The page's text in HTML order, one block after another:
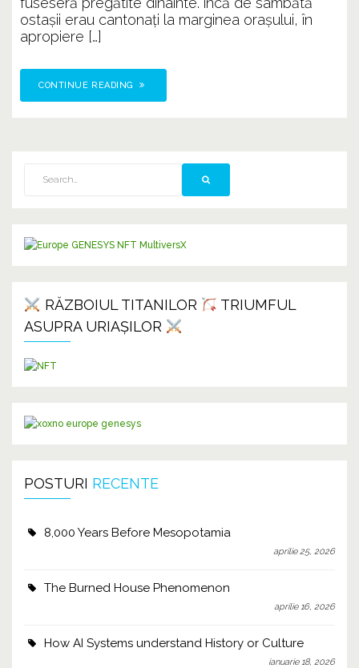
ostaşii erau cantonaţi la marginea oraşului, în
apropiere […]
CONTINUE READING
RĂZBOIUL TITANILOR
TRIUMFUL
ASUPRA URIAȘILOR
POSTURI RECENTE
8,000 Years Before Mesopotamia
aprilie 25, 2026
The Burned House Phenomenon
aprilie 16, 2026
How AI Systems understand History or Culture
ianuarie 18, 2026